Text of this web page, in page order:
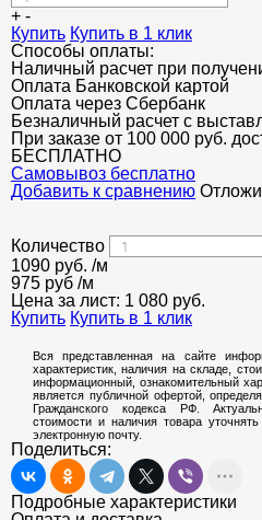
+ -
Купить Купить в 1 клик
Способы оплаты:
Наличный расчет при
Оплата Банковской картой
Оплата через Сбербанк
Безналичный расчет с
При заказе от 100 000 руб.
БЕСПЛАТНО
Cамовывоз бесплатно
Добавить к сравнению
Количество
1090 руб. /м
975 руб /м
Цена за лист: 1 080 руб.
Купить Купить в 1 клик
Вся представленная на сайте
характеристик, наличия на складе,
информационный, ознакомительный
является публичной офертой,
Гражданского кодекса РФ.
стоимости и наличия товара
электронную почту.
Поделиться:
Подробные характеристики